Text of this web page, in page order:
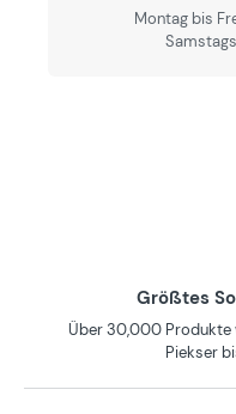
Montag bis
Größtes
Über 30,000
Piekser